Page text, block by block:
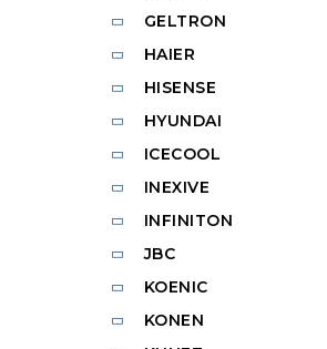
GELTRON
HAIER
HISENSE
HYUNDAI
ICECOOL
INEXIVE
INFINITON
JBC
KOENIC
KONEN